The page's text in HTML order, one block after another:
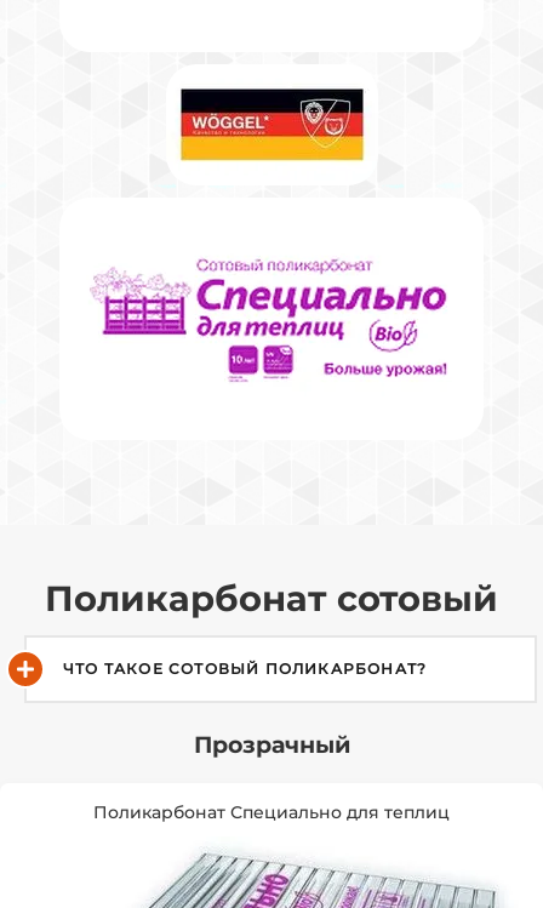
Поликарбонат сотовый
ЧТО ТАКОЕ СОТОВЫЙ ПОЛИКАРБОНАТ?
Прозрачный
Поликарбонат Специально для теплиц